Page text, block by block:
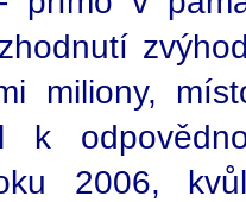
miliony,
k
2006,